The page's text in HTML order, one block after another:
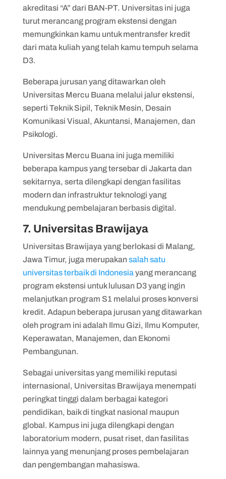
akreditasi “A” dari BAN-PT. Universitas ini juga
turut merancang program ekstensi dengan
memungkinkan kamu untuk mentransfer kredit
dari mata kuliah yang telah kamu tempuh selama
D3.
Beberapa jurusan yang ditawarkan oleh
Universitas Mercu Buana melalui jalur ekstensi,
seperti Teknik Sipil, Teknik Mesin, Desain
Komunikasi Visual, Akuntansi, Manajemen, dan
Psikologi.
Universitas Mercu Buana ini juga memiliki
beberapa kampus yang tersebar di Jakarta dan
sekitarnya, serta dilengkapi dengan fasilitas
modern dan infrastruktur teknologi yang
mendukung pembelajaran berbasis digital.
7. Universitas Brawijaya
Universitas Brawijaya yang berlokasi di Malang,
Jawa Timur, juga merupakansalah satu
universitas terbaik di Indonesiayang merancang
program ekstensi untuk lulusan D3 yang ingin
melanjutkan program S1 melalui proses konversi
kredit. Adapun beberapa jurusan yang ditawarkan
oleh program ini adalah Ilmu Gizi, Ilmu Komputer,
Keperawatan, Manajemen, dan Ekonomi
Pembangunan.
Sebagai universitas yang memiliki reputasi
internasional, Universitas Brawijaya menempati
peringkat tinggi dalam berbagai kategori
pendidikan, baik di tingkat nasional maupun
global. Kampus ini juga dilengkapi dengan
laboratorium modern, pusat riset, dan fasilitas
lainnya yang menunjang proses pembelajaran
dan pengembangan mahasiswa.